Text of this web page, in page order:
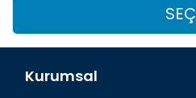
SEÇ
Kurumsal